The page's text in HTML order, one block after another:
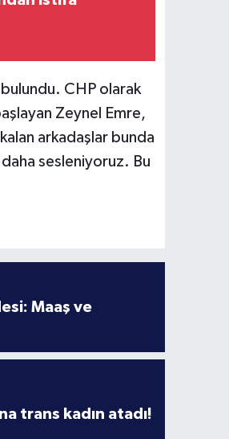
CHP olarak
Zeynel Emre,
arkadaşlar bunda
sesleniyoruz. Bu
Maaş ve
trans kadın atadı!